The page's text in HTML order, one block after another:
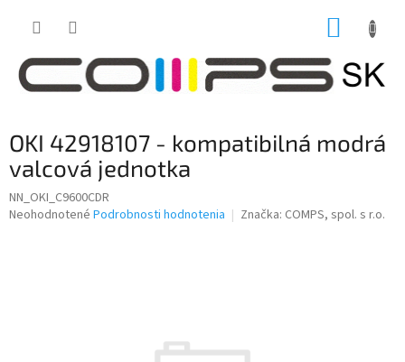
OKI 42918107 - kompatibilná modrá
valcová jednotka
NN_OKI_C9600CDR
Priemerné
Neohodnotené Podrobnosti hodnotenia Značka: COMPS, spol. s r.o.